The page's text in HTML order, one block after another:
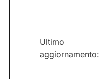
Ultimo
aggiornamento: